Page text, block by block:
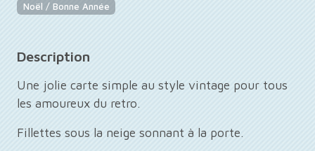
Noël / Bonne Année
Description
Une jolie carte simple au style vintage pour tous
les amoureux du retro.
Fillettes sous la neige sonnant à la porte.